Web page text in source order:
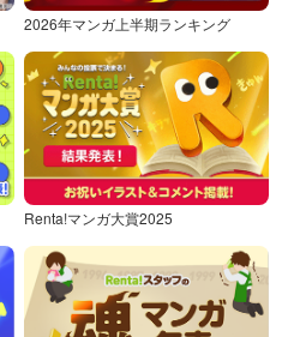
2026年マンガ上半期ランキング
Renta!マンガ大賞2025